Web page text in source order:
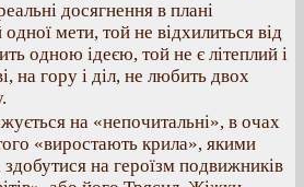
досягнення в плані
мети, той не відхилиться від
одною ідеєю, той не є літеплий і
на гору і діл, не любить двох
на «непочитальні», в очах
«виростають крила», якими
на героїзм подвижників